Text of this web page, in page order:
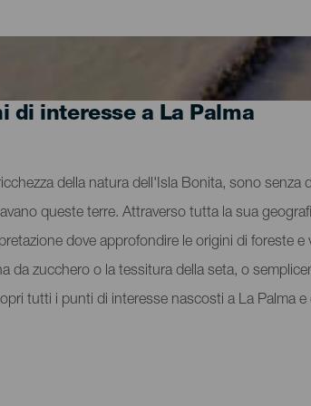
di interesse a La Palma
della natura dell'Isla Bonita, sono
queste terre. Attraverso tutta la sua
dove approfondire le origini di foreste
da zucchero o la tessitura della seta, o
tutti i punti di interesse nascosti a La Palma